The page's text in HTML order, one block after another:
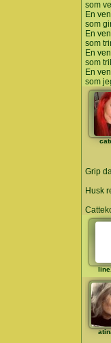
som
En
som
En
som
En
som
En
som
Grip
Husk